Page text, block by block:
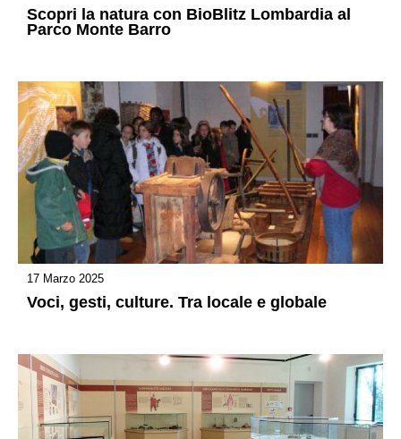
Scopri la natura con BioBlitz Lombardia al
Parco Monte Barro
17 Marzo 2025
Voci, gesti, culture. Tra locale e globale